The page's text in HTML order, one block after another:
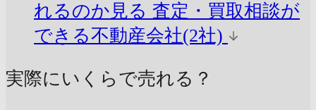
れるのか見る 査定・買取相談が
できる不動産会社(2社)
実際にいくらで売れる？